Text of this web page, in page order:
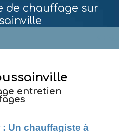
de chauffage sur
entretien
: Un chauffagiste à